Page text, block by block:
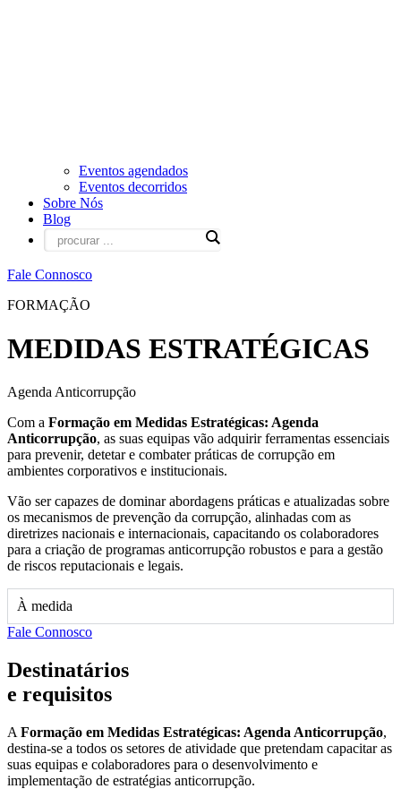
Eventos agendados
Eventos decorridos
Sobre Nós
Blog
Fale Connosco
FORMAÇÃO
MEDIDAS ESTRATÉGICAS
Agenda Anticorrupção
Com a Formação em Medidas Estratégicas: Agenda
Anticorrupção, as suas equipas vão adquirir ferramentas essenciais
para prevenir, detetar e combater práticas de corrupção em
ambientes corporativos e institucionais.
Vão ser capazes de dominar abordagens práticas e atualizadas sobre
os mecanismos de prevenção da corrupção, alinhadas com as
diretrizes nacionais e internacionais, capacitando os colaboradores
para a criação de programas anticorrupção robustos e para a gestão
de riscos reputacionais e legais.
À medida
Fale Connosco
Destinatários
e requisitos
A Formação em Medidas Estratégicas: Agenda Anticorrupção,
destina-se a todos os setores de atividade que pretendam capacitar as
suas equipas e colaboradores para o desenvolvimento e
implementação de estratégias anticorrupção.